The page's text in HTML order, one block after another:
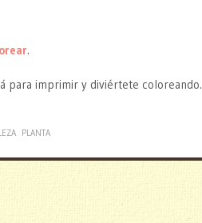
.
para imprimir y diviértete coloreando.
PLANTA